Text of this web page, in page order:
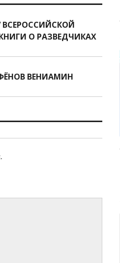
ВСЕРОССИЙСКОЙ
О РАЗВЕДЧИКАХ
ВЕНИАМИН